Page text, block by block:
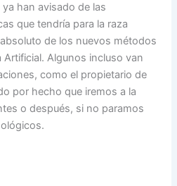
han avisado de las
que tendría para la raza
de los nuevos métodos
Algunos incluso van
como el propietario de
por hecho que iremos a la
o después, si no paramos